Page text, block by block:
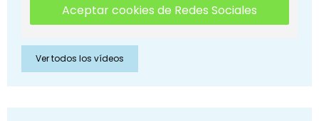
Aceptar cookies de Redes Sociales
Ver todos los vídeos